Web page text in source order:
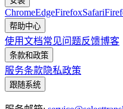
ChromeEdgeFirefoxSafari
帮助中心
使用文档常见问题反馈博客
条款和政策
服务条款隐私政策
跟随系统